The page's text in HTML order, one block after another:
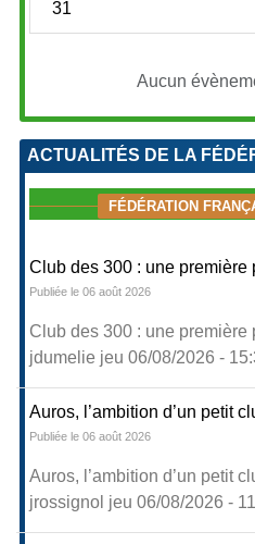
31
Aucun
ACTUALITÉS DE LA
FÉDÉRATION
Club des 300 : une
Publiée le 06 août 2026
Club des 300 : une
jdumelie jeu 06/08/2026 -
Auros, l’ambition d’un petit
Publiée le 06 août 2026
Auros, l’ambition d’un petit
jrossignol jeu 06/08/2026 -